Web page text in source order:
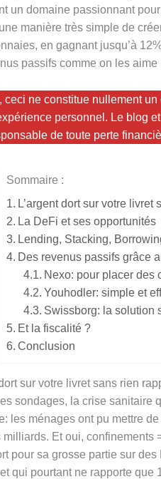
un domaine passionnant
manière très simple de
en gagnant jusqu’à
passifs comme on les aime
ceci ne constitue nullement
personnel. Le blog
de toute perte
Sommaire :
L’argent dort sur votre livret
La DeFi et ses opportunités
Lending, Stacking,
Des revenus passifs grâce
Nexo: pour placer des
Youhodler: simple et
Swissborg: la solution
Et la fiscalité ?
Conclusion
sur votre livret sans rien
sondages, la crise sanitaire
les ménages ont pu mettre
milliards. Et oui, confinements
pour sa grosse partie sur
qui pourtant ne rapporte que